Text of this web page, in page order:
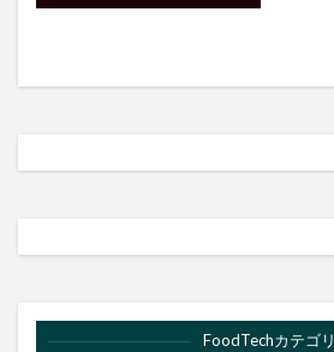
FoodTechカテゴリ